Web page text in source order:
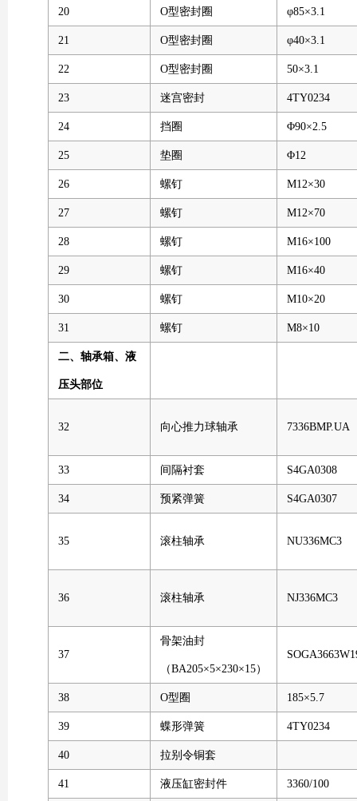
20 O型密封圈 φ85×3.1
21 O型密封圈 φ40×3.1
22 O型密封圈 50×3.1
23 迷宫密封 4TY0234
24 挡圈 Φ90×2.5
25 垫圈 Φ12
26 螺钉 M12×30
27 螺钉 M12×70
28 螺钉 M16×100
29 螺钉 M16×40
30 螺钉 M10×20
31 螺钉 M8×10
二、轴承箱、液
压头部位
32 向心推力球轴承 7336BMP.UA
33 间隔衬套 S4GA0308
34 预紧弹簧 S4GA0307
35 滚柱轴承 NU336MC3
36 滚柱轴承 NJ336MC3
37
骨架油封
（BA205×5×230×15）
38 O型圈 185×5.7
39 蝶形弹簧 4TY0234
40 拉别令铜套
41 液压缸密封件 3360/100